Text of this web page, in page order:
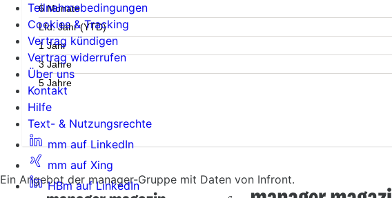
6 Monate
Lfd. Jahr (YTD)
1 Jahr
3 Jahre
5 Jahre
Ein Angebot der manager-Gruppe mit Daten von Infront.
Teilnahmebedingungen
Cookies & Tracking
Vertrag kündigen
Vertrag widerrufen
Über uns
Kontakt
Hilfe
Text- & Nutzungsrechte
mm auf LinkedIn
mm auf Xing
HBm auf LinkedIn